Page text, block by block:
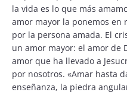
la vida es lo que más
amor mayor la ponemos en
por la persona amada. El
un amor mayor: el amor de
amor que ha llevado a
por nosotros. «Amar hasta
enseñanza, la piedra